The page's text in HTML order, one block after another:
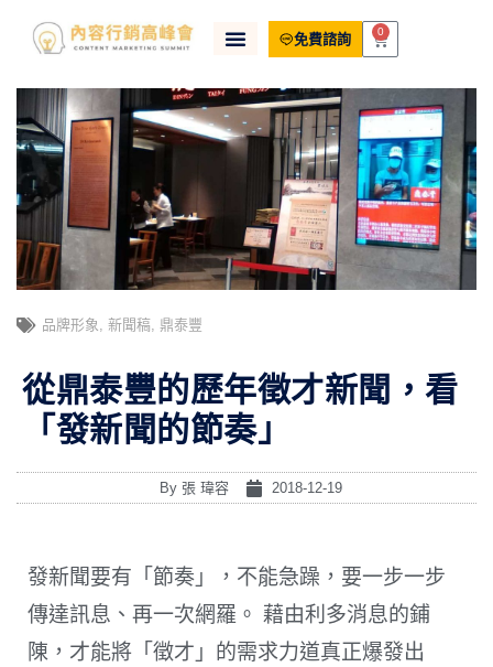
免費諮詢 0
品牌形象, 新聞稿, 鼎泰豐
從鼎泰豐的歷年徵才新聞，看
「發新聞的節奏」
By 張 瑋容 2018-12-19
發新聞要有「節奏」，不能急躁，要一步一步
傳達訊息、再一次網羅。 藉由利多消息的鋪
陳，才能將「徵才」的需求力道真正爆發出